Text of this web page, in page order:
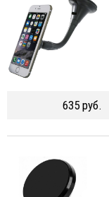
635 руб.